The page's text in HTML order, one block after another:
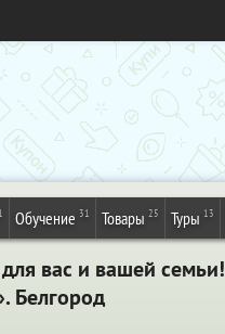
1 Обучение 31 Товары 25 Туры 13
вас и вашей семьи!
Белгород